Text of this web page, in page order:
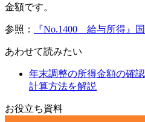
金額です。
参照： 『No.1400 給与所得』
あわせて読みたい
年末調整の所得金額の確
計算方法を解説
お役立ち資料